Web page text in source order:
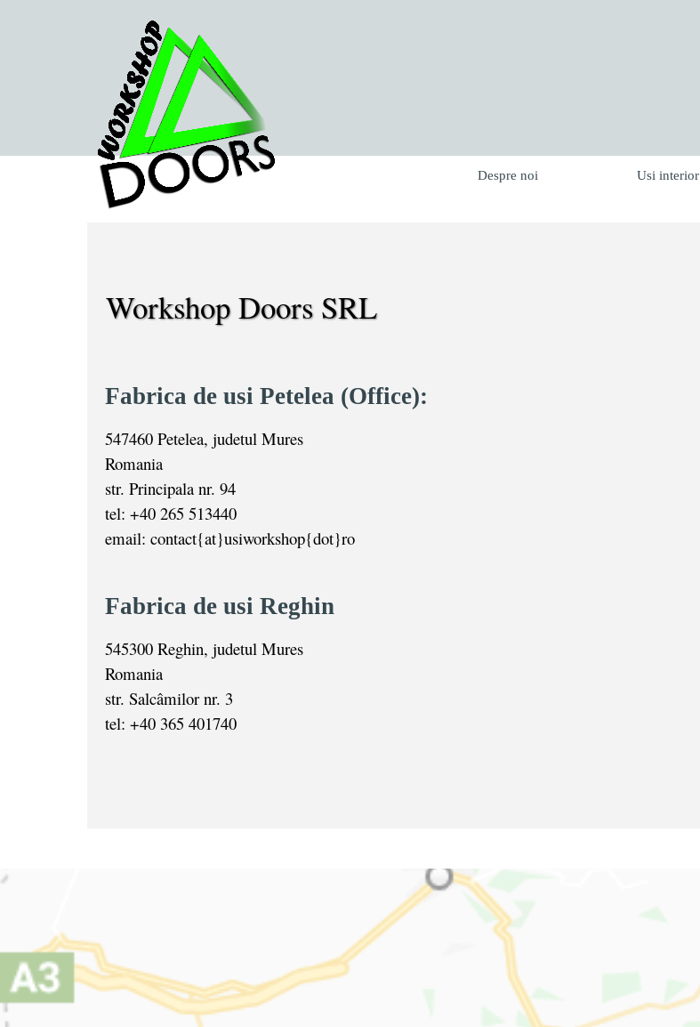
Despre noi Usi interior
Workshop Doors SRL
Fabrica de usi Petelea (Office):
547460 Petelea, judetul Mures
Romania
str. Principala nr. 94
tel: +40 265 513440
email: contact{at}usiworkshop{dot}ro
Fabrica de usi Reghin
545300 Reghin, judetul Mures
Romania
str. Salcâmilor nr. 3
tel: +40 365 401740